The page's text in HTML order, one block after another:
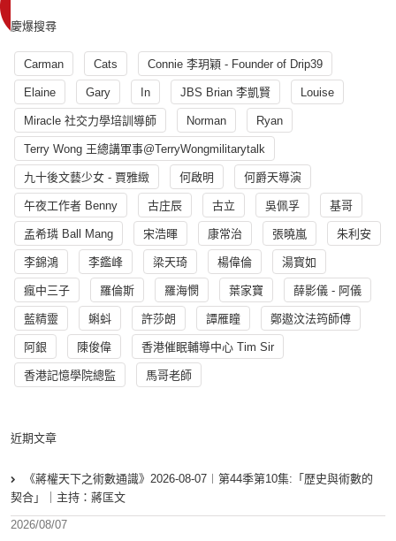
慶爆搜尋
Carman Cats Connie 李玥穎 - Founder of Drip39
Elaine Gary In JBS Brian 李凱賢 Louise
Miracle 社交力學培訓導師 Norman Ryan
Terry Wong 王總講軍事@TerryWongmilitarytalk
九十後文藝少女 - 賈雅緻 何啟明 何爵天導演
午夜工作者 Benny 古庄辰 古立 吳佩孚 基哥
孟希璘 Ball Mang 宋浩暉 康常治 張曉嵐 朱利安
李錦鴻 李鑑峰 梁天琦 楊偉倫 湯寳如
瘋中三子 羅倫斯 羅海憫 葉家寶 薛影儀 - 阿儀
藍精靈 蝌蚪 許莎朗 譚雁瞳 鄭遨汶法筠師傅
阿銀 陳俊偉 香港催眠輔導中心 Tim Sir
香港記憶學院總監 馬哥老師
近期文章
《蔣權天下之術數通識》2026-08-07︱第44季第10集:「歴史與術數的
契合」｜主持：蔣匡文
2026/08/07